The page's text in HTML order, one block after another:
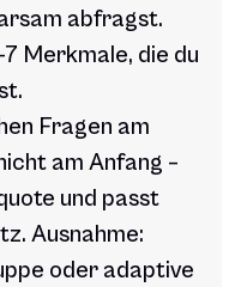
abfragst.
Merkmale, die du
Fragen am
am Anfang –
und passt
Ausnahme:
oder adaptive